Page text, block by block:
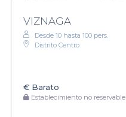
VIZNAGA
Desde 10 hasta 100 pers.
Distrito Centro
€ Barato
Establecimiento no reservable